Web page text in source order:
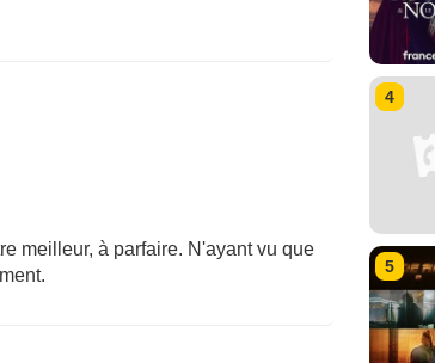
meilleur, à parfaire. N'ayant vu que
4
5